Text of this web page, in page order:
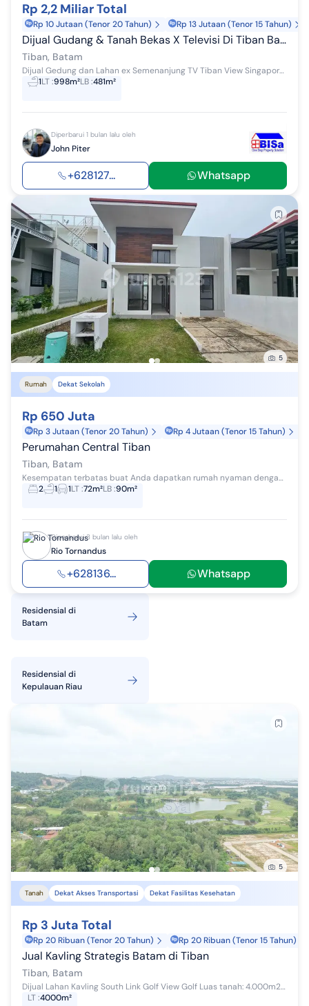
Rp 2,2 Miliar Total
Rp 10 Jutaan (Tenor 20 Tahun) Rp 13 Jutaan (Tenor 15 Tahun)
Dijual Gudang & Tanah Bekas X Televisi Di Tiban Batam Gudang di PT Semenanjung Televisi Batam, Jl. Gajah Mada, Sungai Harapan, Sekupang, Kota Batam, Kepulauan Riau, Indonesia, 29428, Tiban 998.0 m² Unfurnished HGB
Tiban, Batam
Dijual Gedung dan Lahan ex Semenanjung TV Tiban View Singapore Gedung dan lahan strategis di atas bukit di Tiban. Objek yang dijual adalah ex Stas...
1LT:998m²LB:481m²
Diperbarui 1 bulan lalu oleh
John Piter
+628127... Whatsapp
5
Rumah Dekat Sekolah
Rp 650 Juta
Rp 3 Jutaan (Tenor 20 Tahun) Rp 4 Jutaan (Tenor 15 Tahun)
Perumahan Central Tiban
Tiban, Batam
Kesempatan terbatas buat Anda dapatkan rumah nyaman dengan return investasi tinggi di Tiban, Batam. Rumah ini menawarkan lokasi yang strategis ser...
2
1 1LT:72m²LB:90m²
Diperbarui 3 bulan lalu oleh
Rio Tornandus
+628136... Whatsapp
Residensial di
Batam
Residensial di
Kepulauan Riau
5
Tanah Dekat Akses Transportasi Dekat Fasilitas Kesehatan
Rp 3 Juta Total
Rp 20 Ribuan (Tenor 20 Tahun) Rp 20 Ribuan (Tenor 15 Tahun)
Jual Kavling Strategis Batam di Tiban
Tiban, Batam
Dijual Lahan Kavling South Link Golf View Golf Luas tanah: 4.000m2 Peruntukan: Perumahan, Apartement & Komersial Akses jalan masuk row 12 Lokas...
LT:4000m²